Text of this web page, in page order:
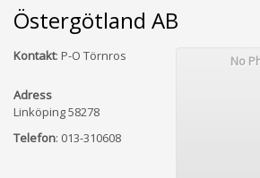
Östergötland AB
Kontakt: P-O Törnros
Adress
Linköping58278
Telefon: 013-310608
No